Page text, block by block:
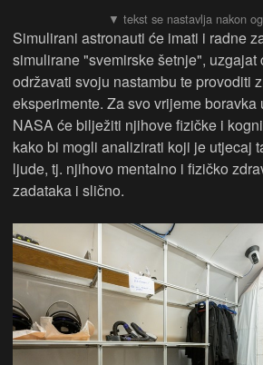
Simulirani astronauti će imati i radne
simulirane "svemirske šetnje", uzgajat
održavati svoju nastambu te provoditi
eksperimente. Za svo vrijeme boravka
NASA će bilježiti njihove fizičke i
kako bi mogli analizirati koji je utjecaj
ljude, tj. njihovo mentalno i fizičko
zadataka i slično.